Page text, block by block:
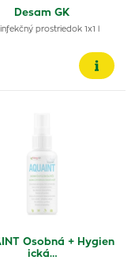
Desam GK
prostriedok 1x1 l
Osobná + Hygien
ická…